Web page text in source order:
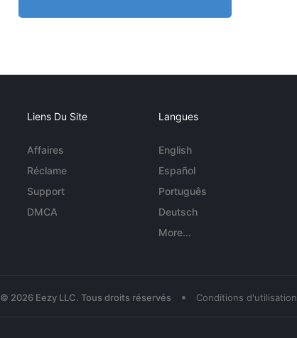
Liens Du Site
Affaires
Réclame
Support
DMCA
Langues
English
Español
Português
Deutsch
More...
© 2026 Eezy LLC. Tous droits réservés • Conditions d'utilisation